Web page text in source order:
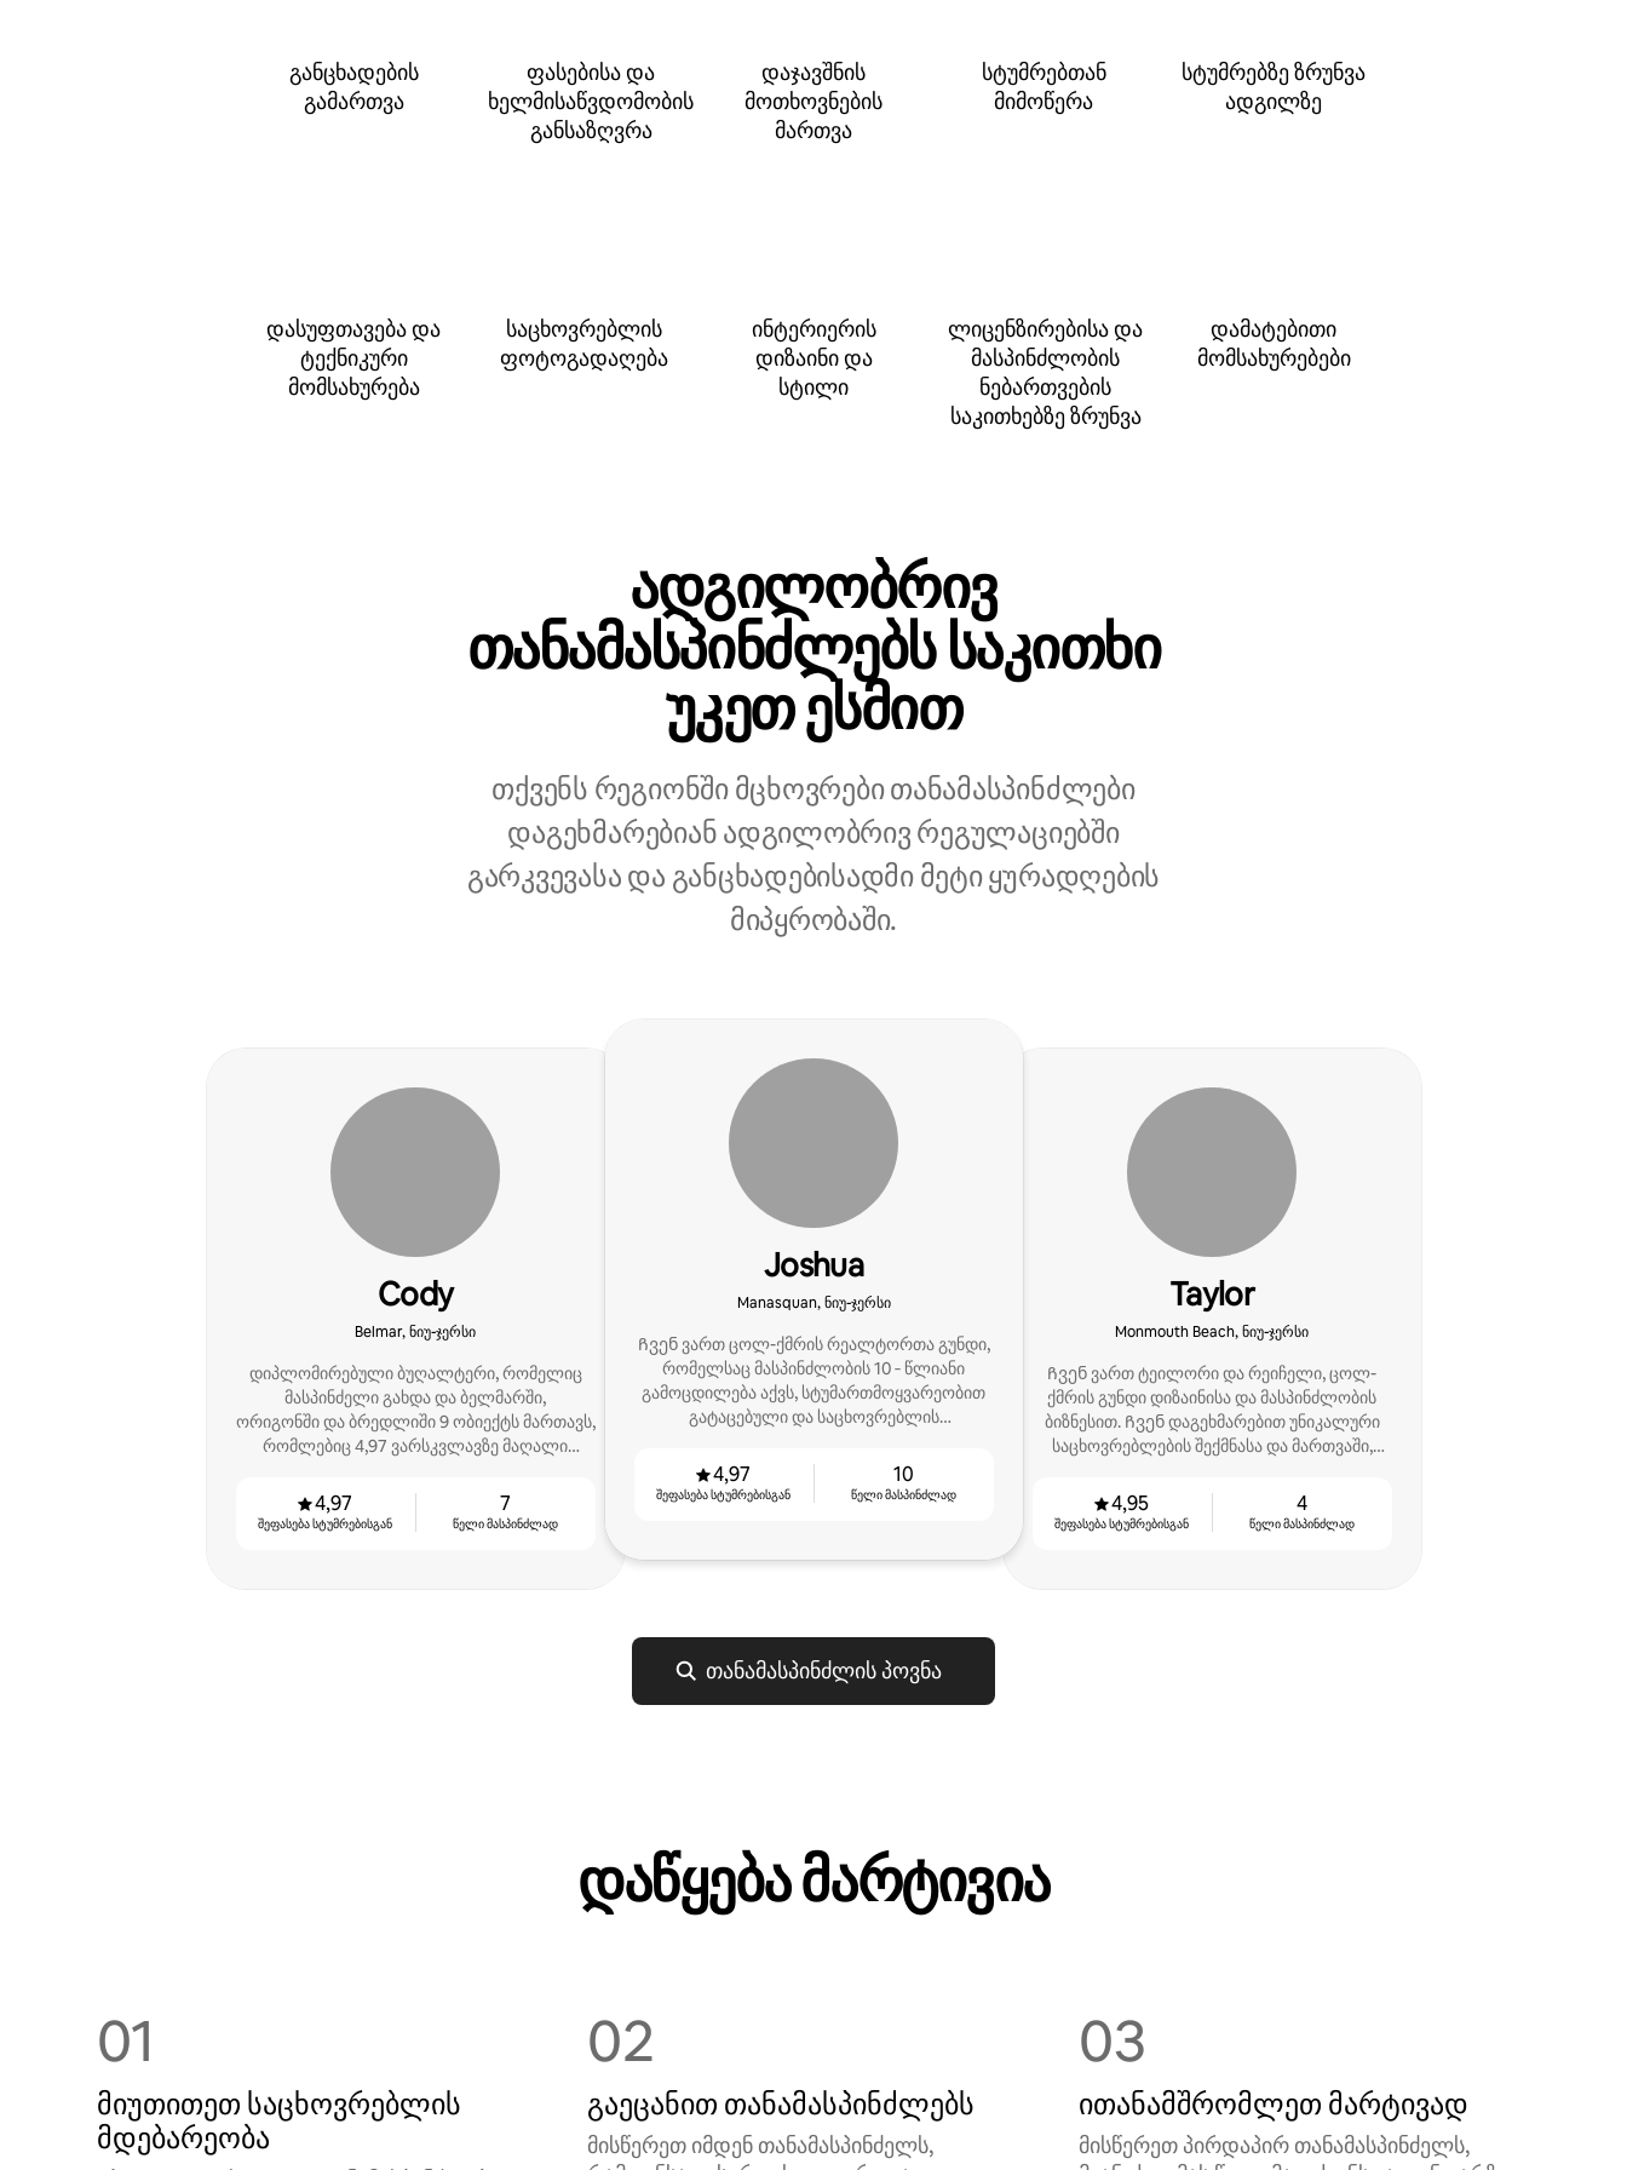
განცხადების
გამართვა
ფასებისა და
ხელმისაწვდომობის
განსაზღვრა
დაჯავშნის
მოთხოვნების
მართვა
სტუმრებთან
მიმოწერა
სტუმრებზე ზრუნვა
ადგილზე
დასუფთავება და
ტექნიკური
მომსახურება
საცხოვრებლის
ფოტოგადაღება
ინტერიერის
დიზაინი და
სტილი
ლიცენზირებისა და
მასპინძლობის
ნებართვების
საკითხებზე ზრუნვა
დამატებითი
მომსახურებები
ადგილობრივ
თანამასპინძლებს საკითხი
უკეთ ესმით
თქვენს რეგიონში მცხოვრები თანამასპინძლები
დაგეხმარებიან ადგილობრივ რეგულაციებში
გარკვევასა და განცხადებისადმი მეტი ყურადღების
მიპყრობაში.
Cody
Belmar, ნიუ-ჯერსი
დიპლომირებული ბუღალტერი, რომელიც
მასპინძელი გახდა და ბელმარში,
ორიგონში და ბრედლიში 9 ობიექტს მართავს,
რომლებიც 4,97 ვარსკვლავზე მაღალი
დავეხმარო მფლობელებს მეტი შემოსავლის
მიღებაში. 2026 წლისთვის დარჩენილია
4,97
შეფასება სტუმრებისგან
7
წელი მასპინძლად
Joshua
Manasquan, ნიუ-ჯერსი
Ჩვენ ვართ ცოლ-ქმრის რეალტორთა გუნდი,
რომელსაც მასპინძლობის 10 ‑ წლიანი
გამოცდილება აქვს, სტუმართმოყვარეობით
გატაცებული და საცხოვრებლის
გაუმჯობესებაში გეხმარებათ.
4,97
შეფასება სტუმრებისგან
10
წელი მასპინძლად
Taylor
Monmouth Beach, ნიუ-ჯერსი
Ჩვენ ვართ ტეილორი და რეიჩელი, ცოლ-
ქმრის გუნდი დიზაინისა და მასპინძლობის
ბიზნესით. Ჩვენ დაგეხმარებით უნიკალური
საცხოვრებლების შექმნასა და მართვაში,
4,95
შეფასება სტუმრებისგან
4
წელი მასპინძლად
თანამასპინძლის პოვნა
დაწყება მარტივია
01
მიუთითეთ საცხოვრებლის
მდებარეობა
02
გაეცანით თანამასპინძლებს
მისწერეთ იმდენ თანამასპინძელს,
03
ითანამშრომლეთ მარტივად
მისწერეთ პირდაპირ თანამასპინძელს,